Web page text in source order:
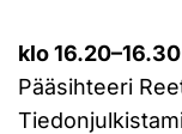
klo 16.20–16.30
Pääsihteeri